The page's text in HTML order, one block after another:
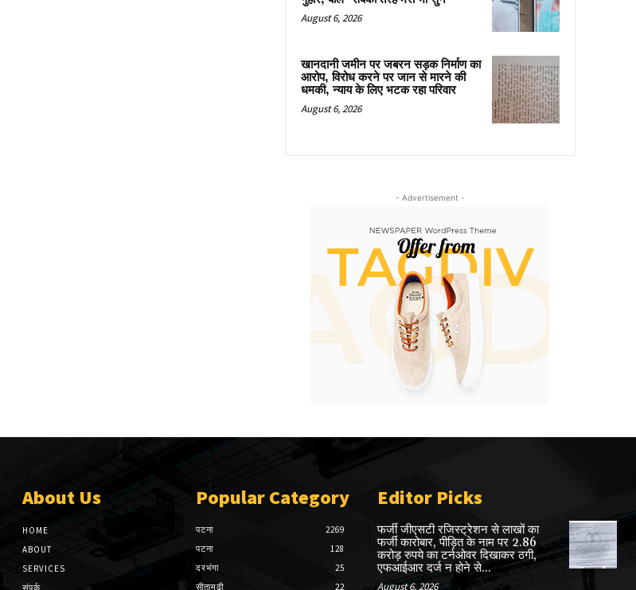
August 6, 2026
खानदानी जमीन पर जबरन सड़क निर्माण का
आरोप, विरोध करने पर जान से मारने की
धमकी, न्याय के लिए भटक रहा परिवार
August 6, 2026
- Advertisement -
About Us
HOME
ABOUT
SERVICES
संपर्क
Popular Category
पटना
2269
पटना
128
दरभंगा
25
सीतामढ़ी
22
Editor Picks
फर्जी जीएसटी रजिस्ट्रेशन से लाखों का
फर्जी कारोबार, पीड़ित के नाम पर 2.86
करोड़ रुपये का टर्नओवर दिखाकर ठगी,
एफआईआर दर्ज न होने से...
August 6, 2026